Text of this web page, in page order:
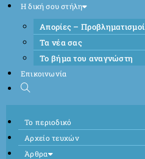
Η δική σου στήλη
Απορίες – Προβληματισμοί
Τα νέα σας
Το βήμα του αναγνώστη
Επικοινωνία
Το περιοδικό
Αρχείο τευχών
Άρθρα